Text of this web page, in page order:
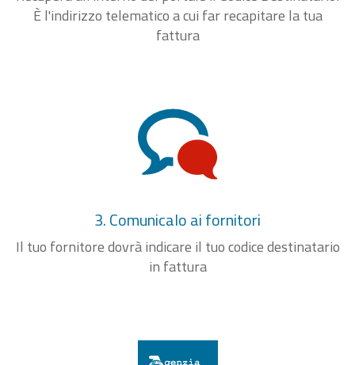
È l'indirizzo telematico a cui far recapitare la tua
fattura
3. Comunicalo ai fornitori
Il tuo fornitore dovrà indicare il tuo codice destinatario
in fattura